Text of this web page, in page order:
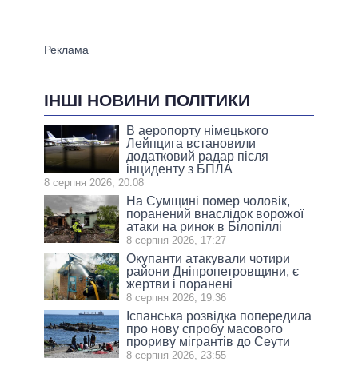
ІНШІ НОВИНИ ПОЛІТИКИ
В аеропорту німецького
Лейпцига встановили
додатковий радар після
інциденту з БПЛА
8 серпня 2026, 20:08
На Сумщині помер чоловік,
поранений внаслідок ворожої
атаки на ринок в Білопіллі
8 серпня 2026, 17:27
Окупанти атакували чотири
райони Дніпропетровщини, є
жертви і поранені
8 серпня 2026, 19:36
Іспанська розвідка попередила
про нову спробу масового
прориву мігрантів до Сеути
8 серпня 2026, 23:55